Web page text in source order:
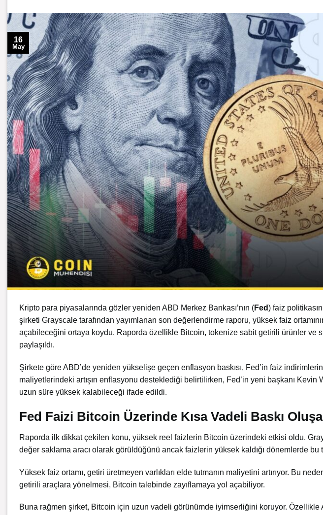
16
May
Kripto para piyasalarında gözler yeniden ABD Merkez Bankası’nın (Fed) faiz
şirketi Grayscale tarafından yayımlanan son değerlendirme raporu, yüksek faiz
açabileceğini ortaya koydu. Raporda özellikle Bitcoin, tokenize sabit getirili ürünler ve
paylaşıldı.
Şirkete göre ABD’de yeniden yükselişe geçen enflasyon baskısı, Fed’in faiz
maliyetlerindeki artışın enflasyonu desteklediği belirtilirken, Fed’in yeni başkanı Kevin
uzun süre yüksek kalabileceği ifade edildi.
Fed Faizi Bitcoin Üzerinde Kısa Vadeli Baskı
Raporda ilk dikkat çekilen konu, yüksek reel faizlerin Bitcoin üzerindeki etkisi oldu.
değer saklama aracı olarak görüldüğünü ancak faizlerin yüksek kaldığı dönemlerde bu
Yüksek faiz ortamı, getiri üretmeyen varlıkları elde tutmanın maliyetini artırıyor. Bu
getirili araçlara yönelmesi, Bitcoin talebinde zayıflamaya yol açabiliyor.
Buna rağmen şirket, Bitcoin için uzun vadeli görünümde iyimserliğini koruyor. Özellikle